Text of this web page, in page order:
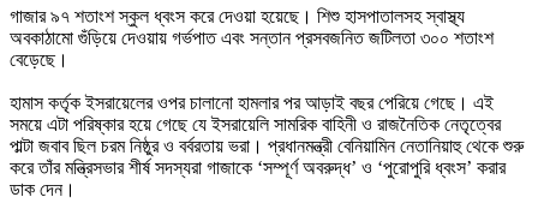
গাজার ৯৭ শতাংশ স্কুল ধ্বংস করে দেওয়া হয়েছে। শিশু হাসপাতালসহ স্বাস্থ্য
অবকাঠামো গুঁড়িয়ে দেওয়ায় গর্ভপাত এবং সন্তান প্রসবজনিত জটিলতা ৩০০ শতাংশ
বেড়েছে।
হামাস কর্তৃক ইসরায়েলের ওপর চালানো হামলার পর আড়াই বছর পেরিয়ে গেছে। এই
সময়ে এটা পরিষ্কার হয়ে গেছে যে ইসরায়েলি সামরিক বাহিনী ও রাজনৈতিক নেতৃত্বের
পাল্টা জবাব ছিল চরম নিষ্ঠুর ও বর্বরতায় ভরা। প্রধানমন্ত্রী বেনিয়ামিন নেতানিয়াহু থেকে শুরু
করে তাঁর মন্ত্রিসভার শীর্ষ সদস্যরা গাজাকে ‘সম্পূর্ণ অবরুদ্ধ’ ও ‘পুরোপুরি ধ্বংস’ করার
ডাক দেন।